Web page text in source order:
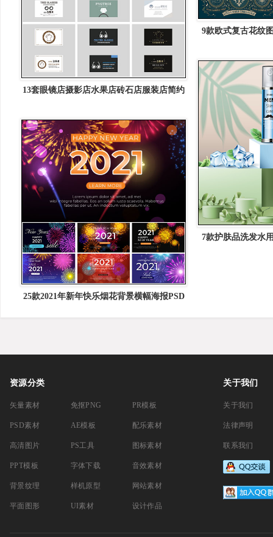
9款欧式复古花纹
13套眼镜店摄影店水果店砖石店服装店简约
7款护肤品洗发水
25款2021年新年快乐烟花背景横幅海报PSD
资源分类
矢量素材
PSD素材
高清图片
PPT模板
背景纹理
平面图形
免抠PNG
AE模板
PS工具
字体下载
样机原型
UI素材
PR模板
配乐素材
图标素材
音效素材
网站素材
设计作品
关于我们
关于我们
法律声明
联系我们